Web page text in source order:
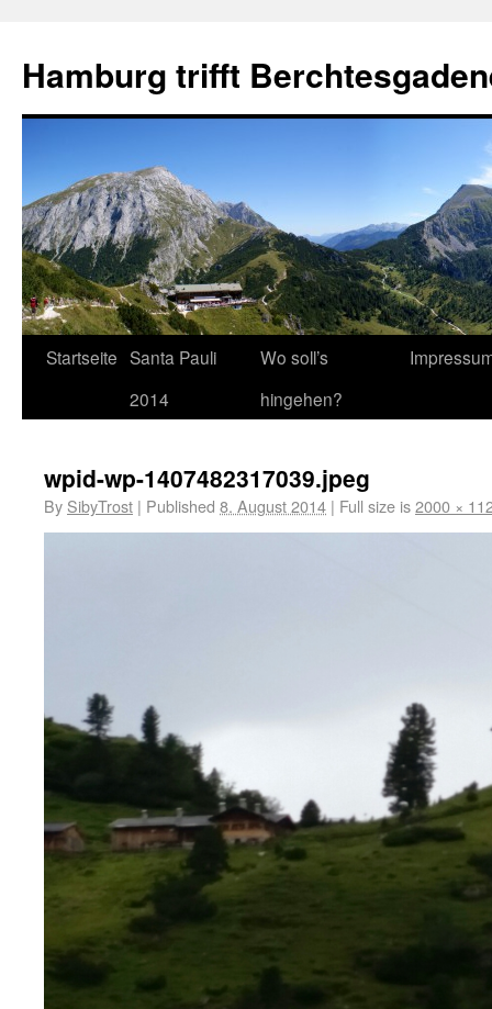
Hamburg trifft
Startseite Santa Pauli
2014
Wo soll’s
hingehen?
wpid-wp-1407482317039.jpeg
By SibyTrost | Published 8. August 2014 | Full size is2000 ×